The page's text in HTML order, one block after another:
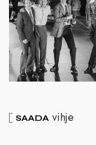
SAADA vihje